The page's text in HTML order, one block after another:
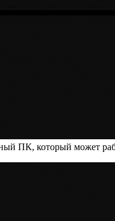
ПК, который может